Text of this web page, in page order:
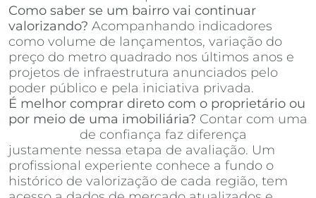
Como saber se um bairro vai continuar
valorizando? Acompanhando indicadores
como volume de lançamentos, variação do
preço do metro quadrado nos últimos anos e
projetos de infraestrutura anunciados pelo
poder público e pela iniciativa privada.
É melhor comprar direto com o proprietário ou
por meio de uma imobiliária? Contar com uma
de confiança faz diferença
justamente nessa etapa de avaliação. Um
profissional experiente conhece a fundo o
histórico de valorização de cada região, tem